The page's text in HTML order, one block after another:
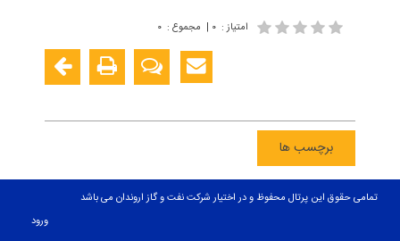
امتیاز: ۰ | مجموع : ۰
برچسب ها
تمامی حقوق این پرتال محفوظ و در اختیار شرکت نفت و گاز اروندان می باشد
ورود